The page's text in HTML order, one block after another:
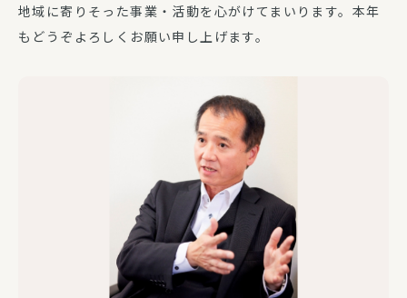
地域に寄りそった事業・活動を心がけてまいります。本年
もどうぞよろしくお願い申し上げます。